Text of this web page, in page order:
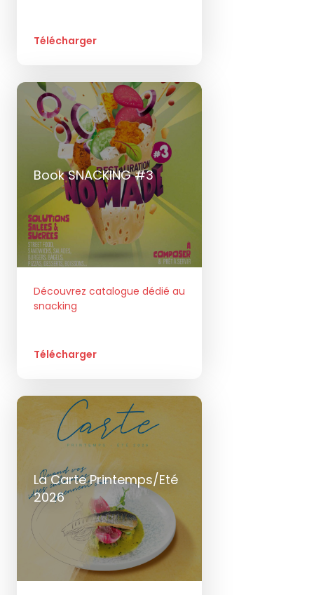
Télécharger
Book SNACKING #3
Découvrez catalogue dédié au
snacking
Télécharger
La Carte Printemps/Eté
2026